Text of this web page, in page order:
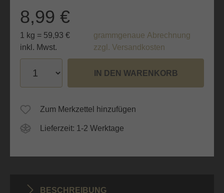
8,99 €
1 kg = 59,93 €
grammgenaue Abrechnung
inkl. Mwst.
zzgl. Versandkosten
IN DEN WARENKORB
Zum Merkzettel hinzufügen
Lieferzeit: 1-2 Werktage
BESCHREIBUNG